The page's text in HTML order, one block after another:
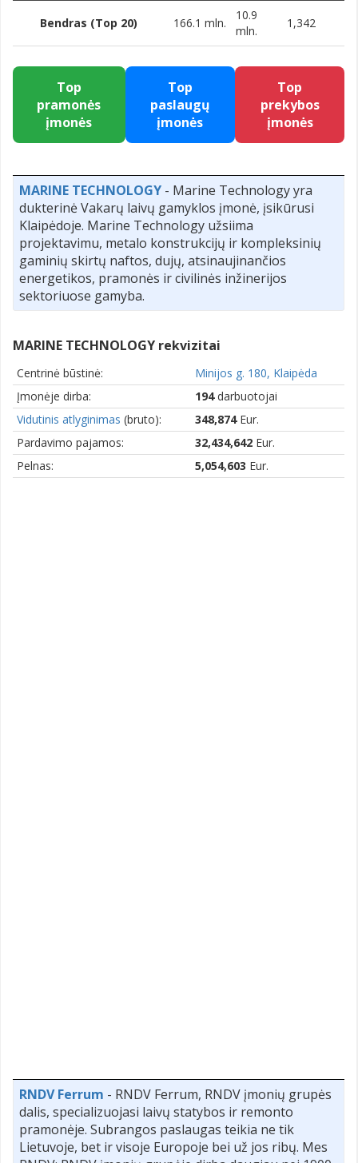
Bendras (Top 20) 166.1 mln.
10.9
mln.
1,342
Top
pramonės
įmonės
Top
paslaugų
įmonės
Top
prekybos
įmonės
MARINE TECHNOLOGY - Marine Technology yra
dukterinė Vakarų laivų gamyklos įmonė, įsikūrusi
Klaipėdoje. Marine Technology užsiima
projektavimu, metalo konstrukcijų ir kompleksinių
gaminių skirtų naftos, dujų, atsinaujinančios
energetikos, pramonės ir civilinės inžinerijos
sektoriuose gamyba.
MARINE TECHNOLOGY rekvizitai
Centrinė būstinė:
Minijos g. 180, Klaipėda
Įmonėje dirba:
194darbuotojai
Vidutinis atlyginimas (bruto): 348,874Eur.
Pardavimo pajamos:
32,434,642 Eur.
Pelnas:
5,054,603 Eur.
RNDV Ferrum - RNDV Ferrum, RNDV įmonių grupės
dalis, specializuojasi laivų statybos ir remonto
pramonėje. Subrangos paslaugas teikia ne tik
Lietuvoje, bet ir visoje Europoje bei už jos ribų. Mes